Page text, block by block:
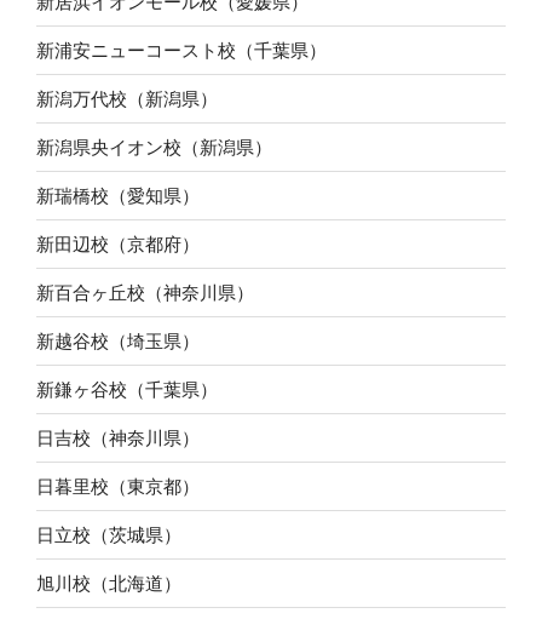
新浦安ニューコースト校（千葉県）
新潟万代校（新潟県）
新潟県央イオン校（新潟県）
新瑞橋校（愛知県）
新田辺校（京都府）
新百合ヶ丘校（神奈川県）
新越谷校（埼玉県）
新鎌ヶ谷校（千葉県）
日吉校（神奈川県）
日暮里校（東京都）
日立校（茨城県）
旭川校（北海道）